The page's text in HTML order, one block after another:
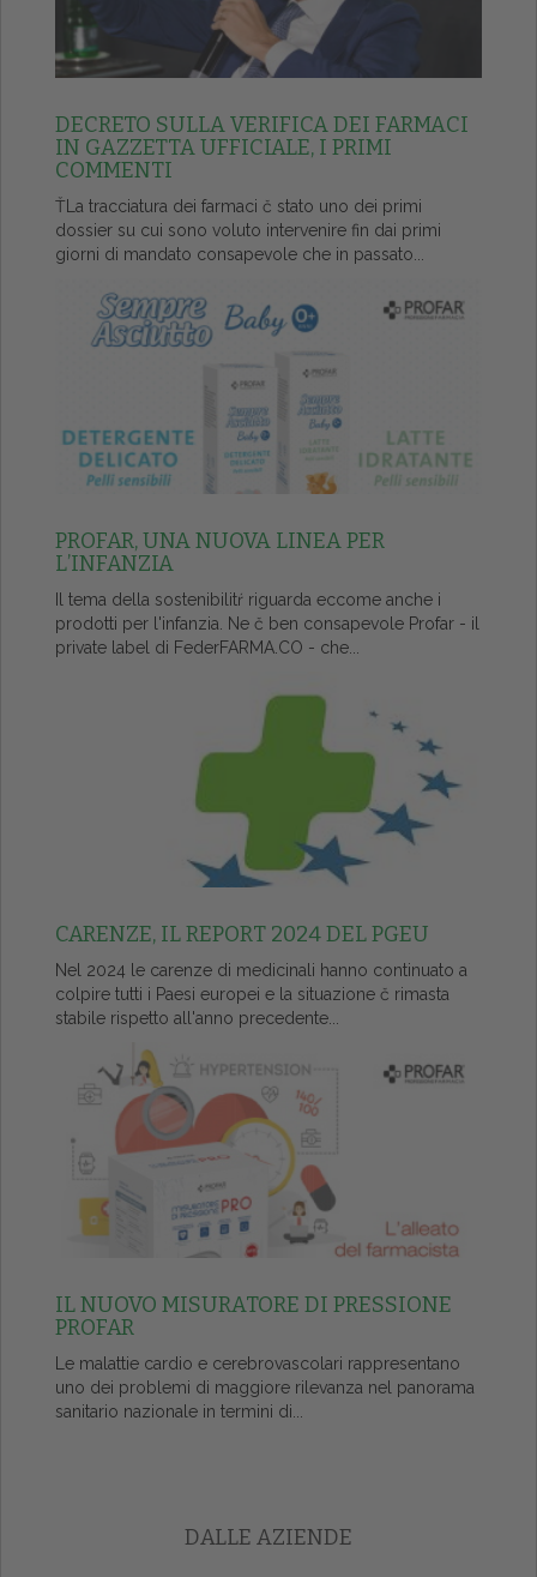
DECRETO SULLA VERIFICA DEI FARMACI
IN GAZZETTA UFFICIALE, I PRIMI
COMMENTI
ŤLa tracciatura dei farmaci č stato uno dei primi
dossier su cui sono voluto intervenire fin dai primi
giorni di mandato consapevole che in passato...
PROFAR, UNA NUOVA LINEA PER
L’INFANZIA
Il tema della sostenibilitŕ riguarda eccome anche i
prodotti per l'infanzia. Ne č ben consapevole Profar - il
private label di FederFARMA.CO - che...
CARENZE, IL REPORT 2024 DEL PGEU
Nel 2024 le carenze di medicinali hanno continuato a
colpire tutti i Paesi europei e la situazione č rimasta
stabile rispetto all'anno precedente...
IL NUOVO MISURATORE DI PRESSIONE
PROFAR
Le malattie cardio e cerebrovascolari rappresentano
uno dei problemi di maggiore rilevanza nel panorama
sanitario nazionale in termini di...
DALLE AZIENDE